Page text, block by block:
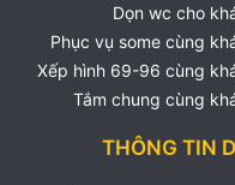
Dọn wc cho
Phục vụ some cùng
Xếp hình 69-96 cùng
Tắm chung cùng
THÔNG TIN